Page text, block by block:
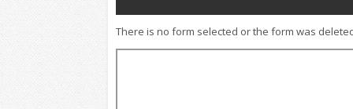
There is no form selected or the form was